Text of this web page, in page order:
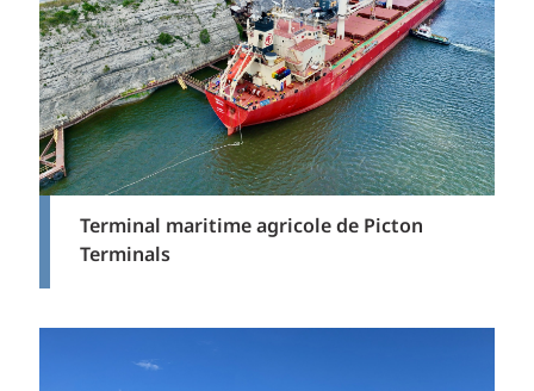
Terminal maritime agricole de Picton
Terminals